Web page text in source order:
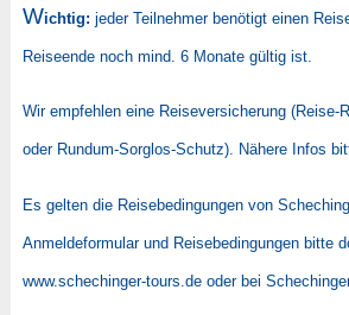
Wichtig: jeder Teilnehmer benötigt einen
Reiseende noch mind. 6 Monate gültig ist.
Wir empfehlen eine Reiseversicherung (Reise-
oder Rundum-Sorglos-Schutz). Nähere Infos
Es gelten die Reisebedingungen von
Anmeldeformular und Reisebedingungen bitte
www.schechinger-tours.de oder bei